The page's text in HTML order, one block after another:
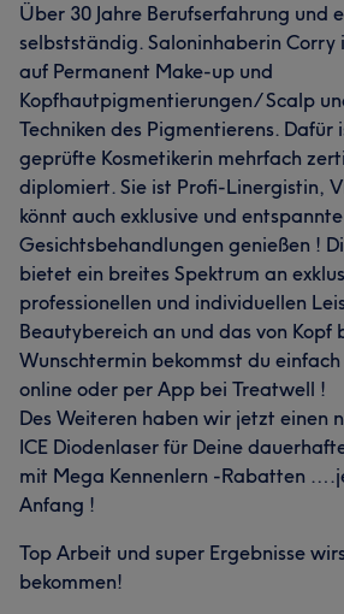
Über 30 Jahre Berufserfahrung und
selbstständig. Saloninhaberin Corry
auf Permanent Make-up und
Kopfhautpigmentierungen/ Scalp
Techniken des Pigmentierens.
geprüfte Kosmetikerin mehrfach
diplomiert. Sie ist Profi-Linergistin,
könnt auch exklusive und entspannte
Gesichtsbehandlungen genießen !
bietet ein breites Spektrum an
professionellen und individuellen
Beautybereich an und das von Kopf
Wunschtermin bekommst du
online oder per App bei Treatwell !
Des Weiteren haben wir jetzt einen
ICE Diodenlaser für Deine
mit Mega Kennenlern -Rabatten
Anfang !
Top Arbeit und super Ergebnisse
bekommen!